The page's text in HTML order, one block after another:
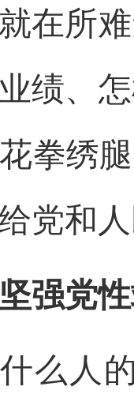
在所
绩、
拳绣
党和
强党
么人